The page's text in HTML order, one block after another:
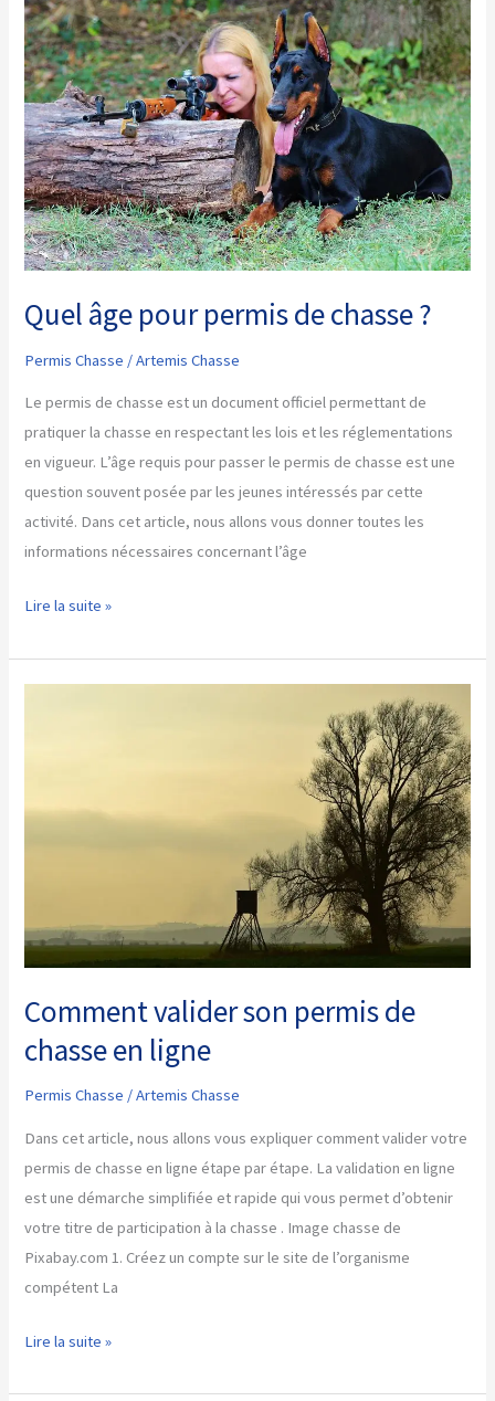
de
chasse
sans
permis
Quel âge pour permis de chasse ?
Permis Chasse /Artemis Chasse
Le permis de chasse est un document officiel permettant de
pratiquer la chasse en respectant les lois et les réglementations
en vigueur. L’âge requis pour passer le permis de chasse est une
question souvent posée par les jeunes intéressés par cette
activité. Dans cet article, nous allons vous donner toutes les
informations nécessaires concernant l’âge
Quel
pour
Lire la suite »
Comment valider son permis de
chasse en ligne
Permis Chasse /Artemis Chasse
Dans cet article, nous allons vous expliquer comment valider votre
permis de chasse en ligne étape par étape. La validation en ligne
est une démarche simplifiée et rapide qui vous permet d’obtenir
votre titre de participation à la chasse . Image chasse de
Pixabay.com 1. Créez un compte sur le site de l’organisme
compétent La
Comment
Lire la suite »